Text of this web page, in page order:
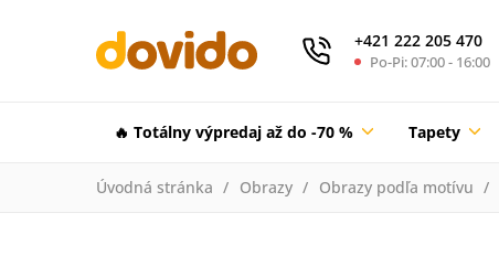
+421 222 205 470
Po-Pi: 07:00 - 16:00
🔥 Totálny výpredaj až do -70 % Tapety
Úvodná stránka Obrazy Obrazy podľa motívu